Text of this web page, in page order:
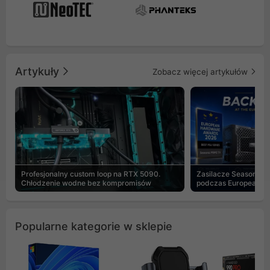
Artykuły Zobacz więcej artykułów
Profesjonalny custom loop na RTX 5090.
Chłodzenie wodne bez kompromisów
Zasilacze Seasonic
podczas European
Popularne kategorie w sklepie